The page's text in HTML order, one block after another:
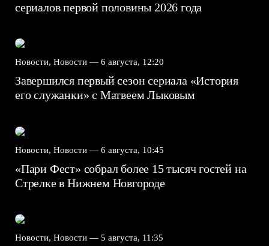
сериалов первой половины 2026 года
Новости, Новости — 6 августа, 12:20
Завершился первый сезон сериала «История
его служанки» с Матвеем Лыковым
Новости, Новости — 6 августа, 10:45
«Пари Фест» собрал более 15 тысяч гостей на
Стрелке в Нижнем Новгороде
Новости, Новости — 5 августа, 11:35